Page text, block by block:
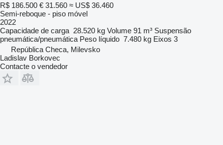
R$ 186.500 € 31.560 ≈ US$ 36.460
Semi-reboque - piso móvel
2022
Capacidade de carga 28.520 kg Volume 91 m³ Suspensão
pneumática/pneumática Peso líquido 7.480 kg Eixos 3
República Checa, Milevsko
Ladislav Borkovec
Contacte o vendedor